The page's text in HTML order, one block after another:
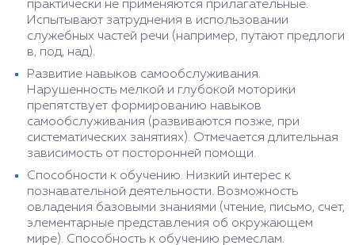
практически не применяются прилагательные.
Испытывают затруднения в использовании
служебных частей речи (например, путают предлоги
в, под, над).
Развитие навыков самообслуживания.
Нарушенность мелкой и глубокой моторики
препятствует формированию навыков
самообслуживания (развиваются позже, при
систематических занятиях). Отмечается длительная
зависимость от посторонней помощи.
Способности к обучению. Низкий интерес к
познавательной деятельности. Возможность
овладения базовыми знаниями (чтение, письмо, счет,
элементарные представления об окружающем
мире). Способность к обучению ремеслам.